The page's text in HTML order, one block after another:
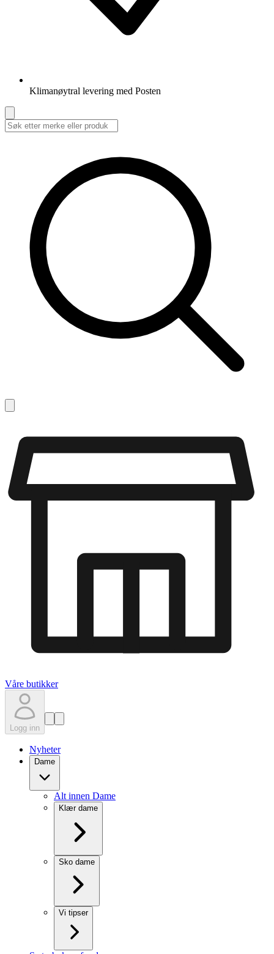
Klimanøytral levering med Posten
Våre butikker
Logg inn
Nyheter
Dame
Alt innen Dame
Klær dame
Sko dame
Vi tipser